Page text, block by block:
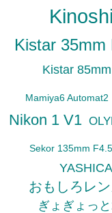
Kistar 35mm
Kistar
Mamiya6 Automat2
Nikon 1 V1
Sekor 135mm F4.5
YASHICA
おもしろレ
ぎょぎょっ